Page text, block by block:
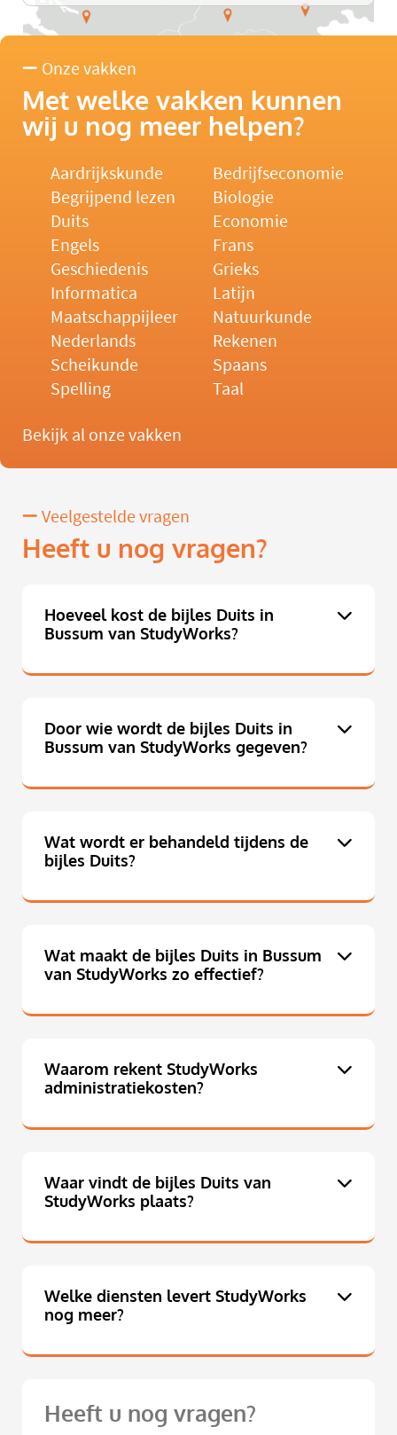
Onze vakken
Met welke vakken kunnen
wij u nog meer helpen?
Aardrijkskunde
Bedrijfseconomie
Begrijpend lezen
Biologie
Duits
Economie
Engels
Frans
Geschiedenis
Grieks
Informatica
Latijn
Maatschappijleer
Natuurkunde
Nederlands
Rekenen
Scheikunde
Spaans
Spelling
Taal
Bekijk al onze vakken
Veelgestelde vragen
Heeft u nog vragen?
Hoeveel kost de bijles Duits in
Bussum van StudyWorks?
Door wie wordt de bijles Duits in
Bussum van StudyWorks gegeven?
Wat wordt er behandeld tijdens de
bijles Duits?
Wat maakt de bijles Duits in Bussum
van StudyWorks zo effectief?
Waarom rekent StudyWorks
administratiekosten?
Waar vindt de bijles Duits van
StudyWorks plaats?
Welke diensten levert StudyWorks
nog meer?
Heeft u nog vragen?